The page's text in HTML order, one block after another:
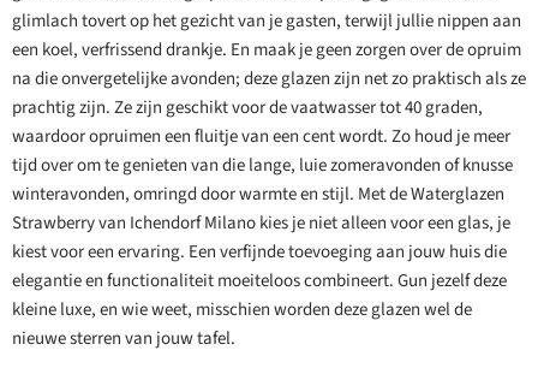
glimlach tovert op het gezicht van je gasten, terwijl jullie nippen aan
een koel, verfrissend drankje. En maak je geen zorgen over de opruim
na die onvergetelijke avonden; deze glazen zijn net zo praktisch als ze
prachtig zijn. Ze zijn geschikt voor de vaatwasser tot 40 graden,
waardoor opruimen een fluitje van een cent wordt. Zo houd je meer
tijd over om te genieten van die lange, luie zomeravonden of knusse
winteravonden, omringd door warmte en stijl. Met de Waterglazen
Strawberry van Ichendorf Milano kies je niet alleen voor een glas, je
kiest voor een ervaring. Een verfijnde toevoeging aan jouw huis die
elegantie en functionaliteit moeiteloos combineert. Gun jezelf deze
kleine luxe, en wie weet, misschien worden deze glazen wel de
nieuwe sterren van jouw tafel.